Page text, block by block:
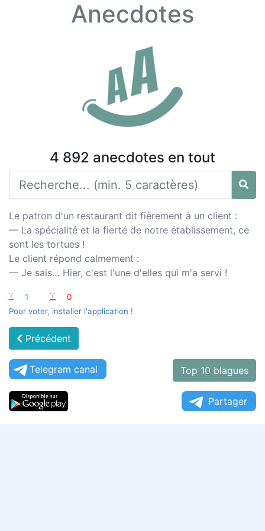
Anecdotes
4 892 anecdotes en tout
Le patron d'un restaurant dit fièrement à un client :
— La spécialité et la fierté de notre établissement, ce
sont les tortues !
Le client répond calmement :
— Je sais… Hier, c'est l'une d'elles qui m'a servi !
:-) 1 :-(
0
Pour voter, installer l'application !
Précédent
Telegram canal Top 10 blagues
Partager